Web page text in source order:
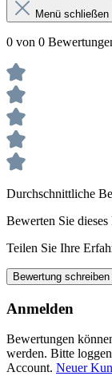
Menü schließen
0 von 0
Durchschnittliche
Bewerten Sie
Teilen Sie Ihre
Bewertung schreiben
Anmelden
Bewertungen
werden. Bitte
Account. Neuer